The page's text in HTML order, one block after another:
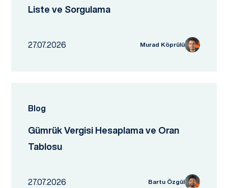
Liste ve Sorgulama
27.07.2026 Murad Köprülü
Blog
Gümrük Vergisi Hesaplama ve Oran
Tablosu
27.07.2026 Bartu Özgül